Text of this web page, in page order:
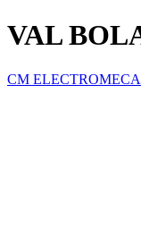
VAL
CM